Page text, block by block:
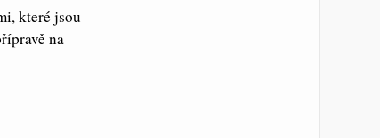
které jsou
na